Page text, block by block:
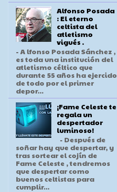
Alfonso Posada
: El eterno
celtista del
atletismo
vigués .
- A lfonso Posada Sánchez ,
es toda una institución del
atletismo céltico que
durante 55 años ha ejercido
de todo por el primer
depor...
¡Fame Celeste te
regala un
despertador
luminoso!
- Después de
soñar hay que despertar, y
tras sortear el cojín de
Fame Celeste , tendremos
que despertar como
buenos celtistas para
cumplir...